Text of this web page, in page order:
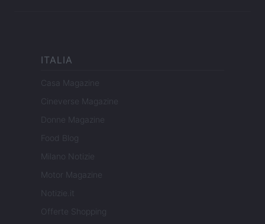
ITALIA
Casa Magazine
Cineverse Magazine
Donne Magazine
Food Blog
Milano Notizie
Motor Magazine
Notizie.it
Offerte Shopping